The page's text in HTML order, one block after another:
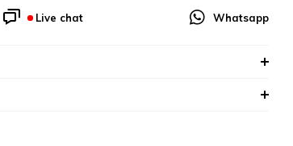
Live chat Whatsapp